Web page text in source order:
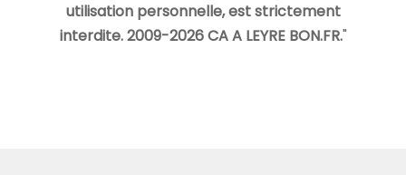
utilisation personnelle, est strictement
interdite. 2009-2026 CA A LEYRE BON.FR."